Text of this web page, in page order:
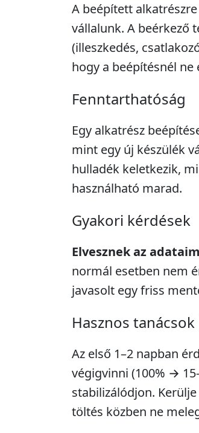
A beépített
vállalunk. A beérkező
(illeszkedés,
hogy a beépítésnél
Fenntarthatóság
Egy alkatrész
mint egy új készülék
hulladék keletkezik,
használható marad.
Gyakori kérdések
Elvesznek az
normál esetben nem
javasolt egy friss
Hasznos
Az első 1–2 napban
végigvinni (100% →
stabilizálódjon.
töltés közben ne